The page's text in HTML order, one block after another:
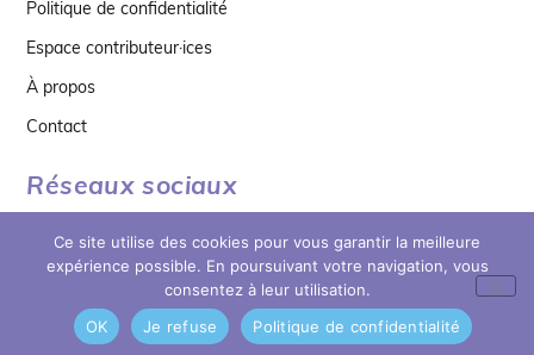
Politique de confidentialité
Espace contributeur·ices
À propos
Contact
Réseaux sociaux
© copyright 2026 MDB
Ce site utilise des cookies pour vous garantir la meilleure
expérience possible. En poursuivant votre navigation, vous
consentez à leur utilisation.
OK
Je refuse Politique de confidentialité